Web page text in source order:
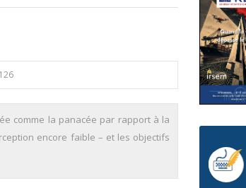
comme la panacée par rapport à la
encore faible – et les objectifs